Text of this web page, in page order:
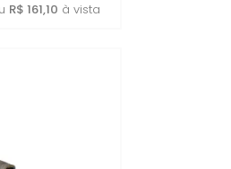
R$ 161,10 à vista